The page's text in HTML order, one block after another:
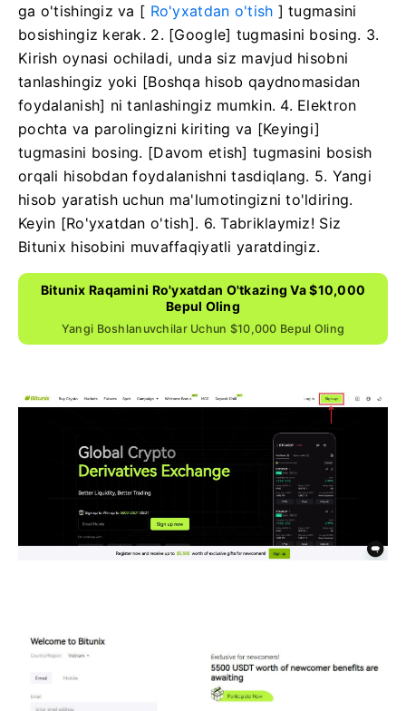
ga o'tishingizva [ Ro'yxatdan o'tish ] tugmasini
bosishingiz kerak. 2. [Google] tugmasini bosing. 3.
Kirish oynasi ochiladi, unda siz mavjud hisobni
tanlashingiz yoki [Boshqa hisob qaydnomasidan
foydalanish] ni tanlashingiz mumkin. 4. Elektron
pochta va parolingizni kiriting va [Keyingi]
tugmasini bosing. [Davom etish] tugmasini bosish
orqali hisobdan foydalanishni tasdiqlang. 5. Yangi
hisob yaratish uchun ma'lumotingizni to'ldiring.
Keyin [Ro'yxatdan o'tish]. 6. Tabriklaymiz! Siz
Bitunix hisobini muvaffaqiyatli yaratdingiz.
Bitunix Raqamini Ro'yxatdan O'tkazing Va $10,000
Bepul Oling
Yangi Boshlanuvchilar Uchun $10,000 Bepul Oling